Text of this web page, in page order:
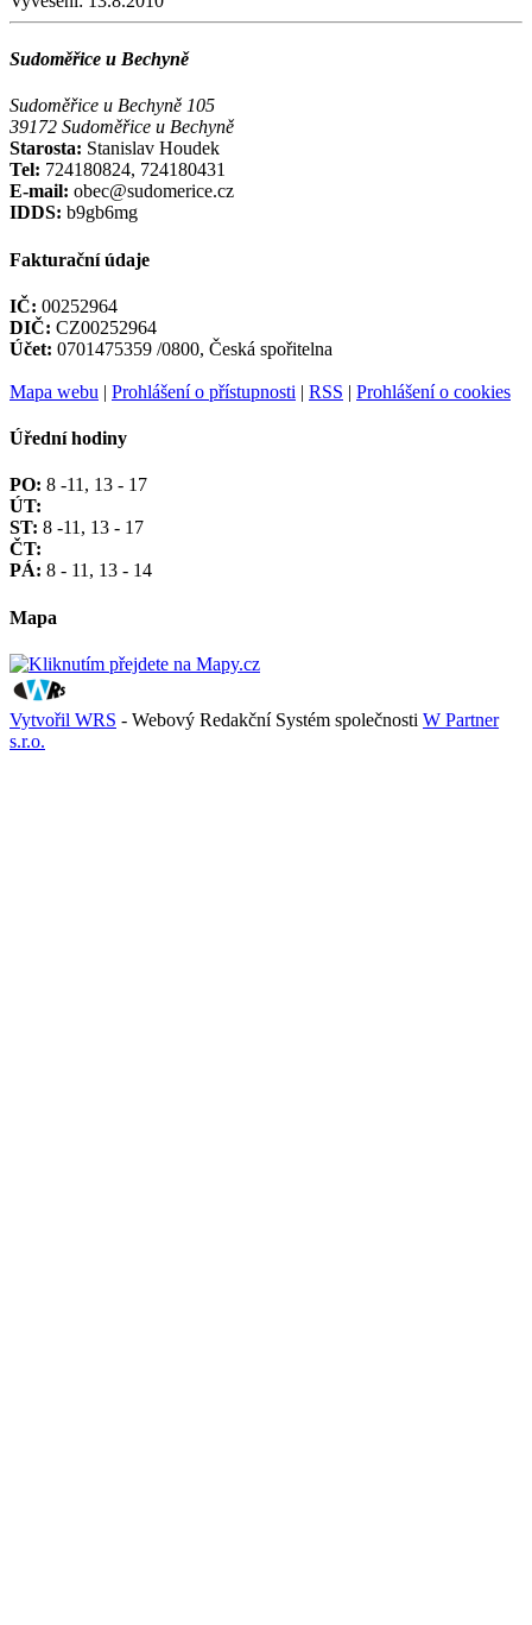
Sudoměřice u Bechyně
Sudoměřice u Bechyně 105
39172 Sudoměřice u Bechyně
Starosta: Stanislav Houdek
Tel: 724180824, 724180431
E-mail: obec@sudomerice.cz
IDDS: b9gb6mg
Fakturační údaje
IČ: 00252964
DIČ: CZ00252964
Účet: 0701475359 /0800, Česká spořitelna
Mapa webu | Prohlášení o přístupnosti | RSS | Prohlášení o cookies
Úřední hodiny
PO: 8 -11, 13 - 17
ÚT:
ST: 8 -11, 13 - 17
ČT:
PÁ: 8 - 11, 13 - 14
Mapa
Vytvořil WRS - Webový Redakční Systém společnosti W Partner
s.r.o.